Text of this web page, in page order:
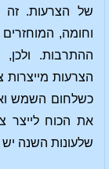
של הצרעות. זה
וחומה,
ההתרבות.
הצרעות
כשלחום השמש
את הכוח לייצר
שלעונות השנה